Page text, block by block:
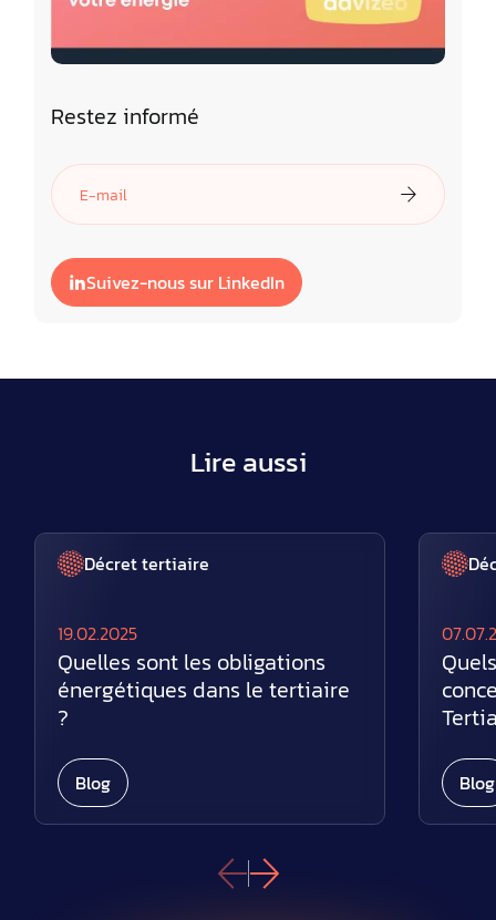
Restez informé
Suivez-nous sur LinkedIn
Lire aussi
Décret tertiaire
19.02.2025
Quelles sont les obligations
énergétiques dans le tertiaire
?
Blog Blog